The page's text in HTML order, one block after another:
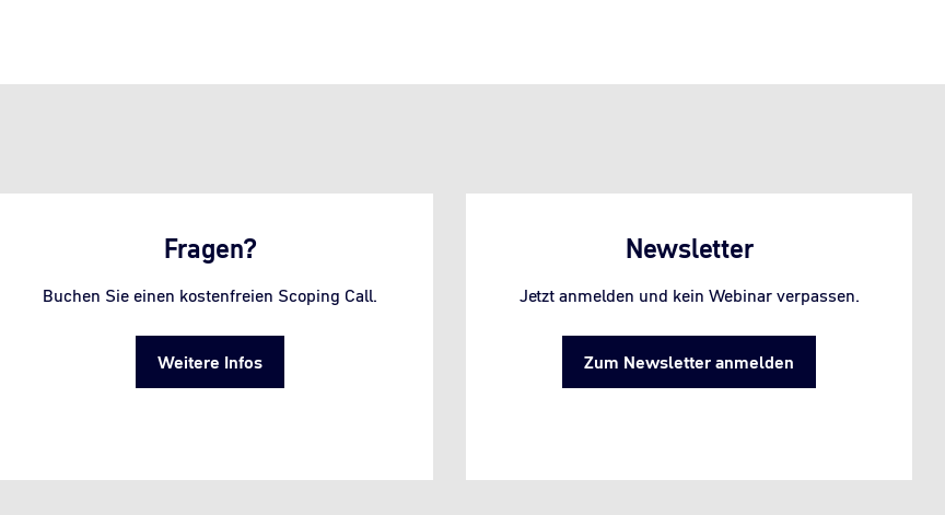
Fragen?
Buchen Sie einen kostenfreien Scoping Call.
Weitere Infos
Newsletter
Jetzt anmelden und kein Webinar verpassen.
Zum Newsletter anmelden